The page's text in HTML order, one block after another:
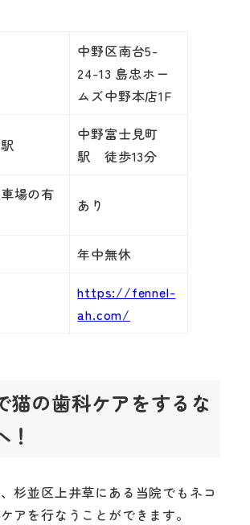
中野区南台5-
24-13 島忠ホー
ムズ中野本店1F
中野富士見町
駅 徒歩13分
場の有
あり
年中無休
https://fennel-
ah.com/
猫の歯科ケアをするな
杉並区上井草にある当院でもネコ
アを行なうことができます。